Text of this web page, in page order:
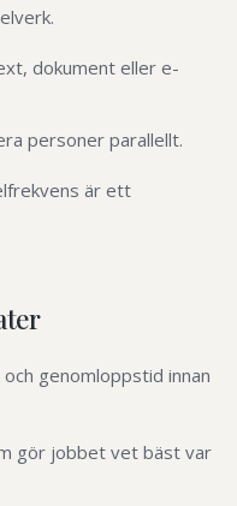
dokument eller e-
personer parallellt.
är ett
genomloppstid innan
gör jobbet vet bäst var